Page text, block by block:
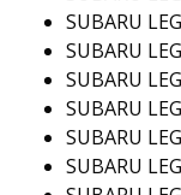
SUBARU
SUBARU
SUBARU
SUBARU
SUBARU
SUBARU